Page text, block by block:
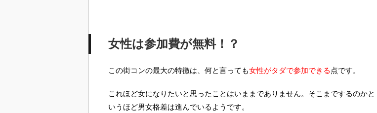
女性は参加費が無料！？
この街コンの最大の特徴は、何と言っても女性がタダで参加できる 点です。
これほど女になりたいと思ったことはいままでありません。そこまでするのかと
いうほど男女格差は進んでいるようです。